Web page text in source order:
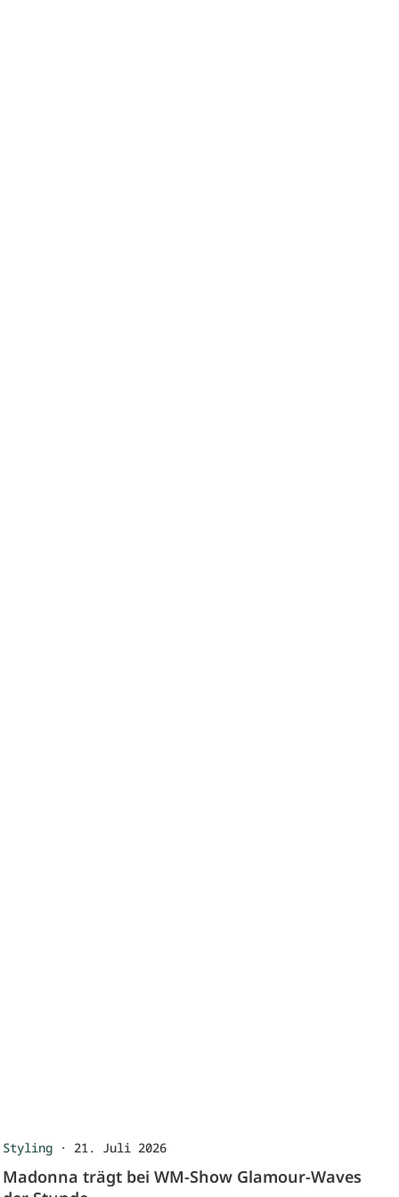
Styling· 21. Juli 2026
Madonna trägt bei WM-Show Glamour-Waves